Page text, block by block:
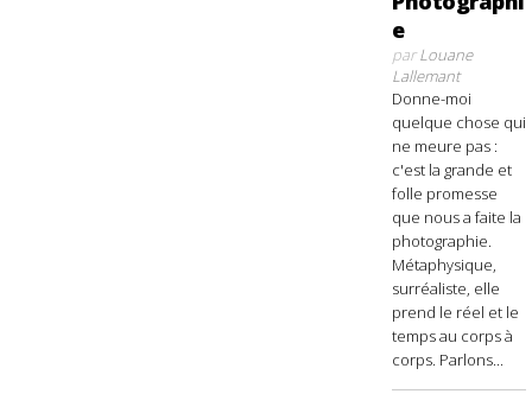
e
parLouane
Lallemant
Donne-moi
quelque chose qui
ne meure pas :
c'est la grande et
folle promesse
que nous a faite la
photographie.
Métaphysique,
surréaliste, elle
prend le réel et le
temps au corps à
corps. Parlons...